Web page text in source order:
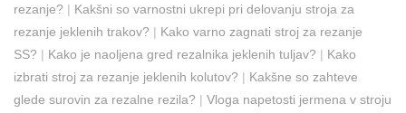
rezanje? | Kakšni so varnostni ukrepi pri delovanju stroja za
rezanje jeklenih trakov? | Kako varno zagnati stroj za rezanje
SS? | Kako je naoljena gred rezalnika jeklenih tuljav? | Kako
izbrati stroj za rezanje jeklenih kolutov? | Kakšne so zahteve
glede surovin za rezalne rezila? | Vloga napetosti jermena v stroju